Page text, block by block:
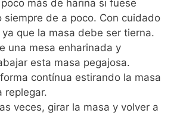
más de harina si fuese
siempre de a poco. Con cuidado
que la masa debe ser tierna.
una mesa enharinada y
esta masa pegajosa.
contínua estirando la masa
replegar.
veces, girar la masa y volver a